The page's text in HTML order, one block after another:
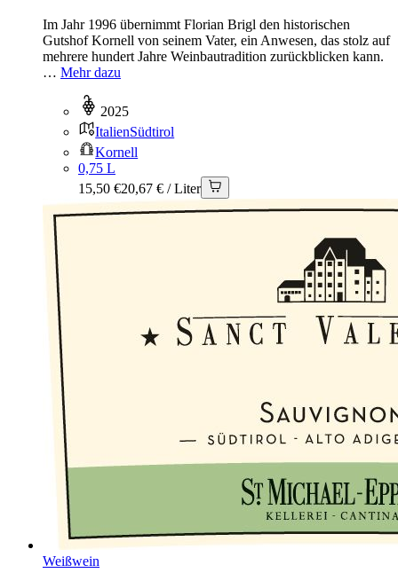
Im Jahr 1996 übernimmt Florian Brigl den historischen
Gutshof Kornell von seinem Vater, ein Anwesen, das stolz auf
mehrere hundert Jahre Weinbautradition zurückblicken kann.
… Mehr dazu
2025
ItalienSüdtirol
Kornell
0,75 L
15,50 €20,67 € / Liter
Weißwein